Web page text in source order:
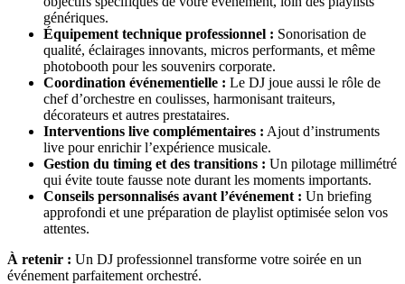
génériques.
Équipement technique professionnel : Sonorisation de
qualité, éclairages innovants, micros performants, et même
photobooth pour les souvenirs corporate.
Coordination événementielle : Le DJ joue aussi le rôle de
chef d’orchestre en coulisses, harmonisant traiteurs,
décorateurs et autres prestataires.
Interventions live complémentaires : Ajout d’instruments
live pour enrichir l’expérience musicale.
Gestion du timing et des transitions : Un pilotage millimétré
qui évite toute fausse note durant les moments importants.
Conseils personnalisés avant l’événement : Un briefing
approfondi et une préparation de playlist optimisée selon vos
attentes.
À retenir : Un DJ professionnel transforme votre soirée en un
événement parfaitement orchestré.